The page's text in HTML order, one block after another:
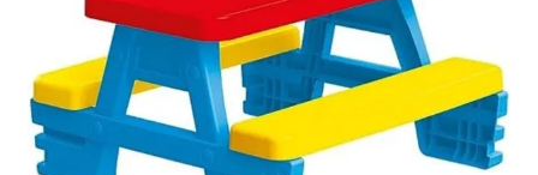
Рекламации и замена на производ
Сите производи
Услови за користење